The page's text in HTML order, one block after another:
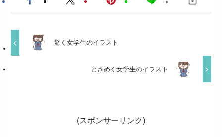
驚く女学生のイラスト
ときめく女学生のイラスト
(スポンサーリンク)